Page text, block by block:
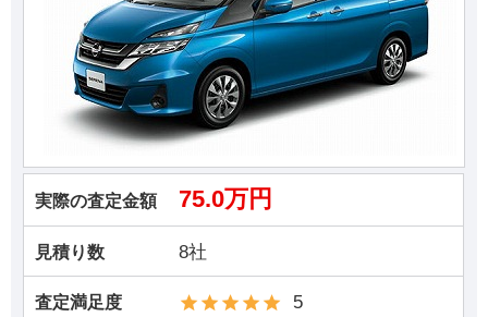
実際の査定金額 75.0万円
見積り数 8社
査定満足度 5